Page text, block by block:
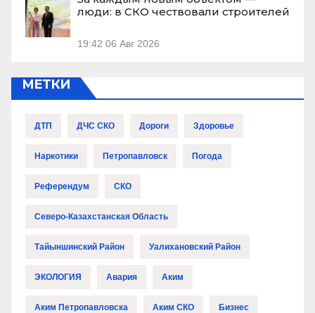
люди: в СКО чествовали строителей
19:42 06 Авг 2026
МЕТКИ
ДТП ДЧС СКО Дороги Здоровье
Наркотики Петропавловск Погода
Референдум СКО
Северо-Казахстанская Область
Тайыншинский Район Уалихановский Район
ЭКОЛОГИЯ Авария Аким
Аким Петропавловска Аким СКО Бизнес